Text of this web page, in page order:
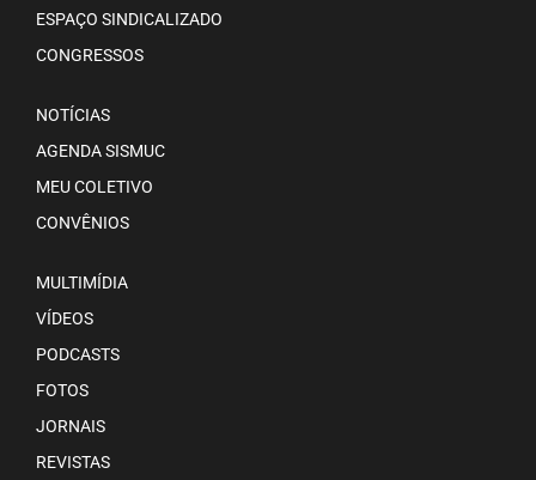
ESPAÇO SINDICALIZADO
CONGRESSOS
NOTÍCIAS
AGENDA SISMUC
MEU COLETIVO
CONVÊNIOS
MULTIMÍDIA
VÍDEOS
PODCASTS
FOTOS
JORNAIS
REVISTAS